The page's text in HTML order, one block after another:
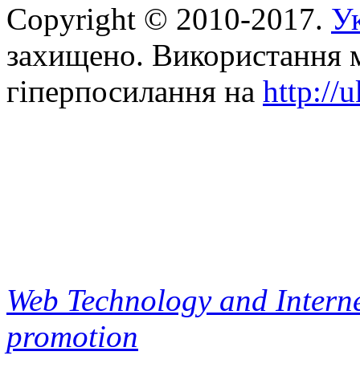
Copyright © 2010-2017.
захищено. Використання
гіперпосилання на http://
Web Technology and
promotion